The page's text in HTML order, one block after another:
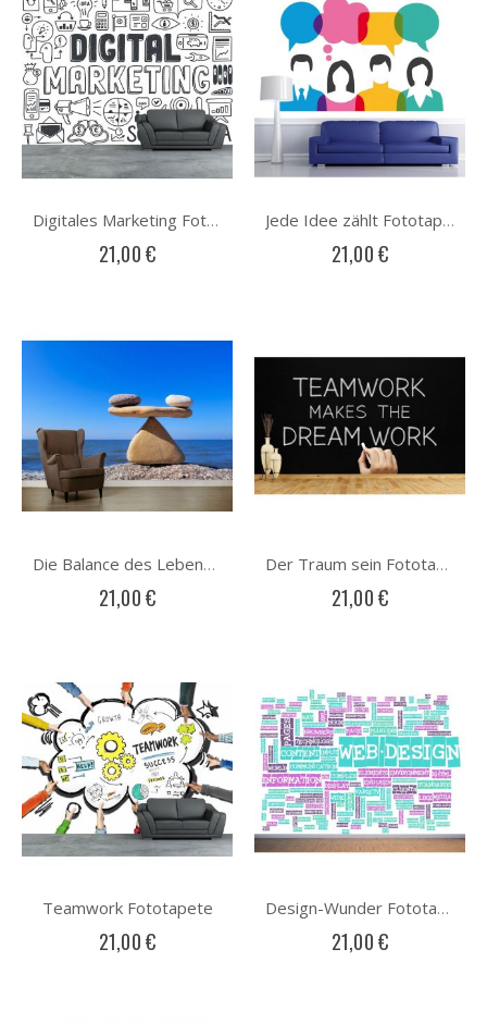
Digitales Marketing Fototapete
21,00 €
Jede Idee zählt Fototapete
21,00 €
Die Balance des Lebens Fototapete
21,00 €
Der Traum sein Fototapete
21,00 €
Teamwork Fototapete
21,00 €
Design-Wunder Fototapete
21,00 €